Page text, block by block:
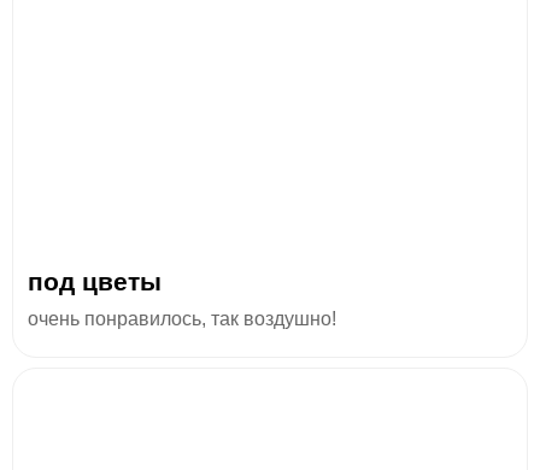
под цветы
очень понравилось, так воздушно!